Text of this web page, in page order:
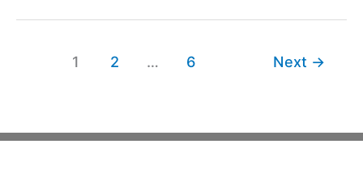
ဝိဒ(ဖား
ခု
1 2 … 6 Next →